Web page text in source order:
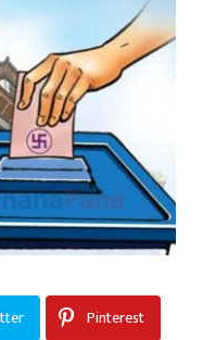
Pinterest